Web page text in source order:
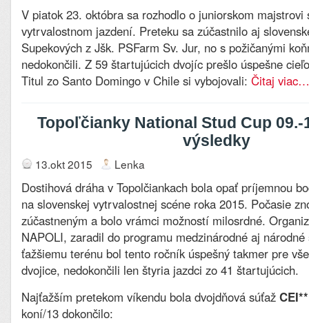
V piatok 23. októbra sa rozhodlo o juniorskom majstrovi
vytrvalostnom jazdení. Preteku sa zúčastnilo aj
Supekových z Jšk. PSFarm Sv. Jur, no s požičanými
nedokončili. Z 59 štartujúcich dvojíc prešlo úspešne
Titul zo Santo Domingo v Chile si vybojovali: Čitaj viac…
Topoľčianky National Stud Cup 09.-
výsledky
13.okt 2015 Lenka
Dostihová dráha v Topolčiankach bola opať príjemnou
na slovenskej vytrvalostnej scéne roka 2015. Počasie
zúčastneným a bolo vrámci možností milosrdné.
NAPOLI, zaradil do programu medzinárodné aj
ťažšiemu terénu bol tento ročník úspešný takmer pre
dvojice, nedokončili len štyria jazdci zo 41 štartujúcich.
Najťažším pretekom víkendu bola dvojdňová súťaž
koní/13 dokončilo: